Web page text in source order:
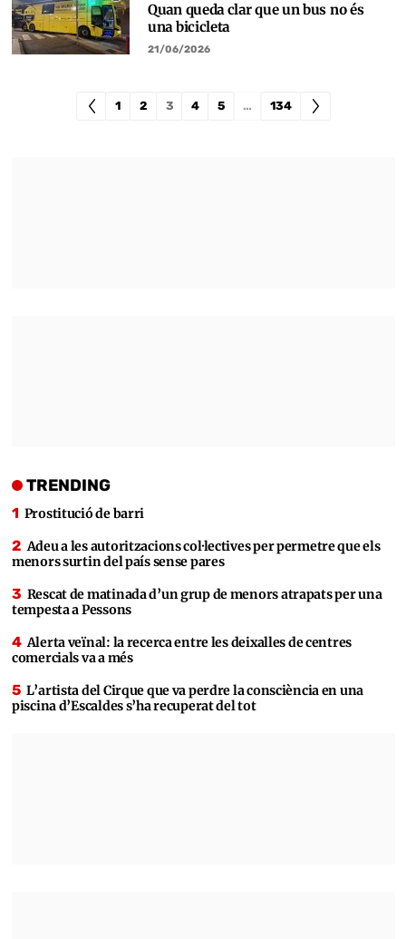
Quan queda clar que un bus no és
una bicicleta
21/06/2026
1 2 3 4 5 … 134
TRENDING
Prostitució de barri
Adeu a les autoritzacions col·lectives per permetre que els
menors surtin del país sense pares
Rescat de matinada d’un grup de menors atrapats per una
tempesta a Pessons
Alerta veïnal: la recerca entre les deixalles de centres
comercials va a més
L’artista del Cirque que va perdre la consciència en una
piscina d’Escaldes s’ha recuperat del tot